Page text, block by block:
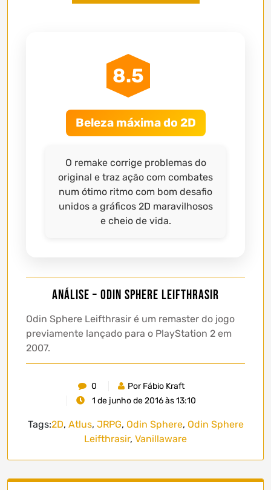
8.5
Beleza máxima do 2D
O remake corrige problemas do
original e traz ação com combates
num ótimo ritmo com bom desafio
unidos a gráficos 2D maravilhosos
e cheio de vida.
Análise – Odin Sphere Leifthrasir
Odin Sphere Leifthrasir é um remaster do jogo
previamente lançado para o PlayStation 2 em
2007.
0
Por Fábio Kraft
1 de junho de 2016 às 13:10
Tags:2D, Atlus, JRPG, Odin Sphere, Odin Sphere
Leifthrasir, Vanillaware